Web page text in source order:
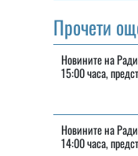
Прочети
Новините на
15:00 часа,
Новините на
14:00 часа,